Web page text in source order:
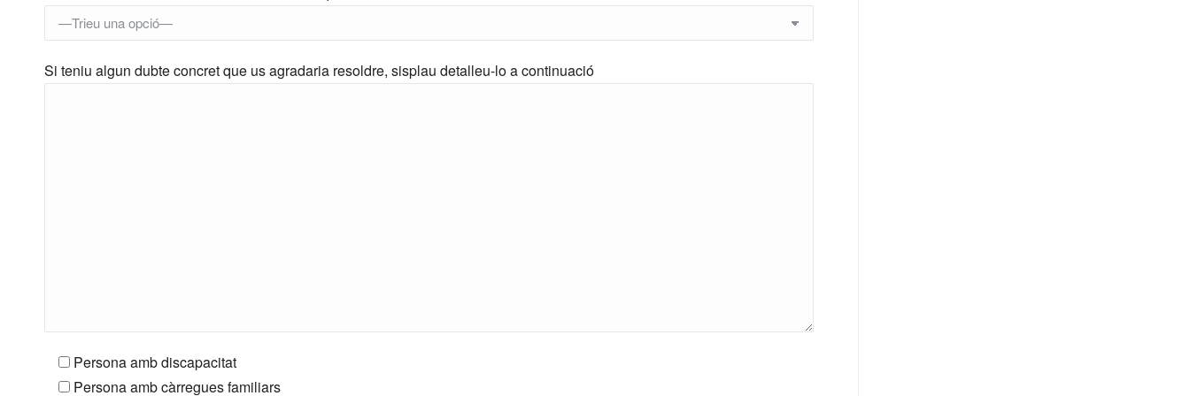
Si teniu algun dubte concret que us agradaria resoldre, sisplau detalleu-lo a continuació
Persona amb discapacitat
Persona amb càrregues familiars